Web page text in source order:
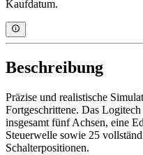
Kaufdatum.
Beschreibung
Präzise und realistische
Fortgeschrittene. Das
insgesamt fünf Achsen, eine
Steuerwelle sowie 25
Schalterpositionen.